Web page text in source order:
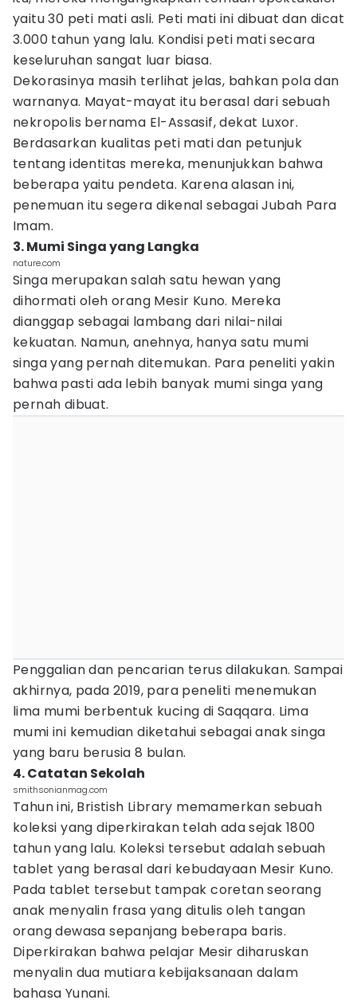
yaitu 30 peti mati asli. Peti mati ini dibuat dan dicat
3.000 tahun yang lalu. Kondisi peti mati secara
keseluruhan sangat luar biasa.
Dekorasinya masih terlihat jelas, bahkan pola dan
warnanya. Mayat-mayat itu berasal dari sebuah
nekropolis bernama El-Assasif, dekat Luxor.
Berdasarkan kualitas peti mati dan petunjuk
tentang identitas mereka, menunjukkan bahwa
beberapa yaitu pendeta. Karena alasan ini,
penemuan itu segera dikenal sebagai Jubah Para
Imam.
3. Mumi Singa yang Langka
nature.com
Singa merupakan salah satu hewan yang
dihormati oleh orang Mesir Kuno. Mereka
dianggap sebagai lambang dari nilai-nilai
kekuatan. Namun, anehnya, hanya satu mumi
singa yang pernah ditemukan. Para peneliti yakin
bahwa pasti ada lebih banyak mumi singa yang
pernah dibuat.
Penggalian dan pencarian terus dilakukan. Sampai
akhirnya, pada 2019, para peneliti menemukan
lima mumi berbentuk kucing di Saqqara. Lima
mumi ini kemudian diketahui sebagai anak singa
yang baru berusia 8 bulan.
4. Catatan Sekolah
smithsonianmag.com
Tahun ini, Bristish Library memamerkan sebuah
koleksi yang diperkirakan telah ada sejak 1800
tahun yang lalu. Koleksi tersebut adalah sebuah
tablet yang berasal dari kebudayaan Mesir Kuno.
Pada tablet tersebut tampak coretan seorang
anak menyalin frasa yang ditulis oleh tangan
orang dewasa sepanjang beberapa baris.
Diperkirakan bahwa pelajar Mesir diharuskan
menyalin dua mutiara kebijaksanaan dalam
bahasa Yunani.